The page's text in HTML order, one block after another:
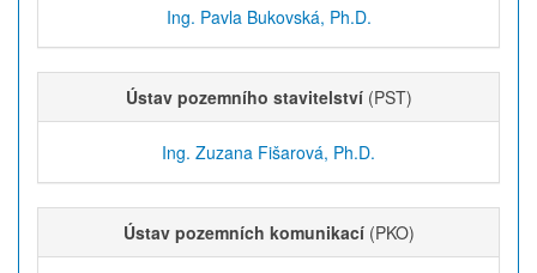
Ing. Pavla Bukovská, Ph.D.
Ústav pozemního stavitelství (PST)
Ing. Zuzana Fišarová, Ph.D.
Ústav pozemních komunikací (PKO)